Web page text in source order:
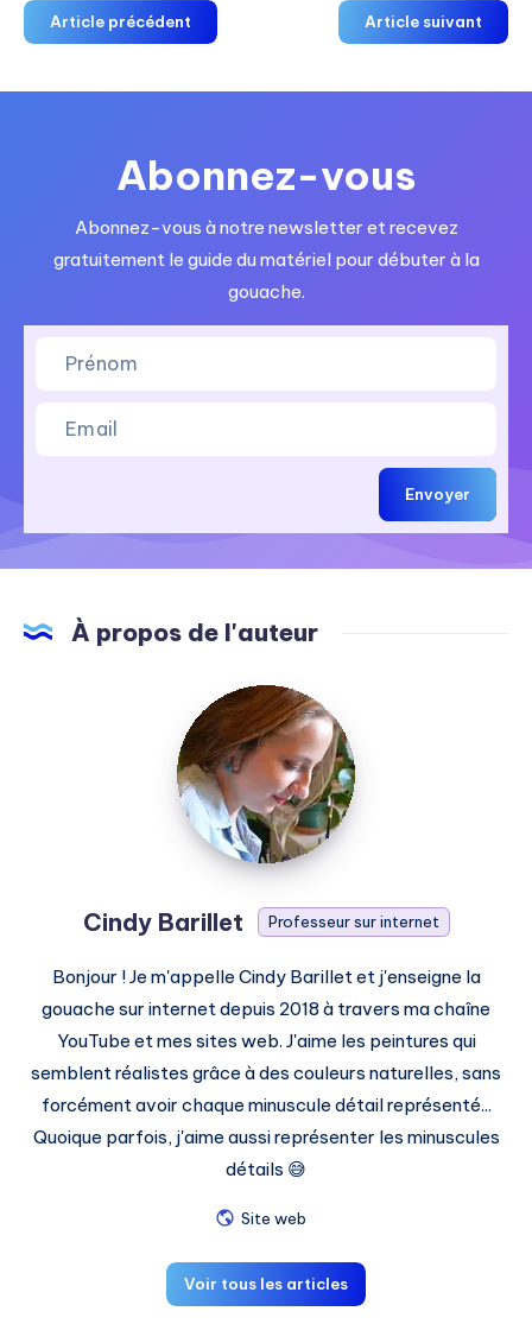
Article précédent Article suivant
Abonnez-vous
Abonnez-vous à notre newsletter et recevez
gratuitement le guide du matériel pour débuter à la
gouache.
Envoyer
À propos de l'auteur
Cindy
Barillet
Cindy Barillet Professeur sur internet
Bonjour ! Je m'appelle Cindy Barillet et j'enseigne la
gouache sur internet depuis 2018 à travers ma chaîne
YouTube et mes sites web. J'aime les peintures qui
semblent réalistes grâce à des couleurs naturelles, sans
forcément avoir chaque minuscule détail représenté...
Quoique parfois, j'aime aussi représenter les minuscules
détails 😅
Site web
Voir tous les articles